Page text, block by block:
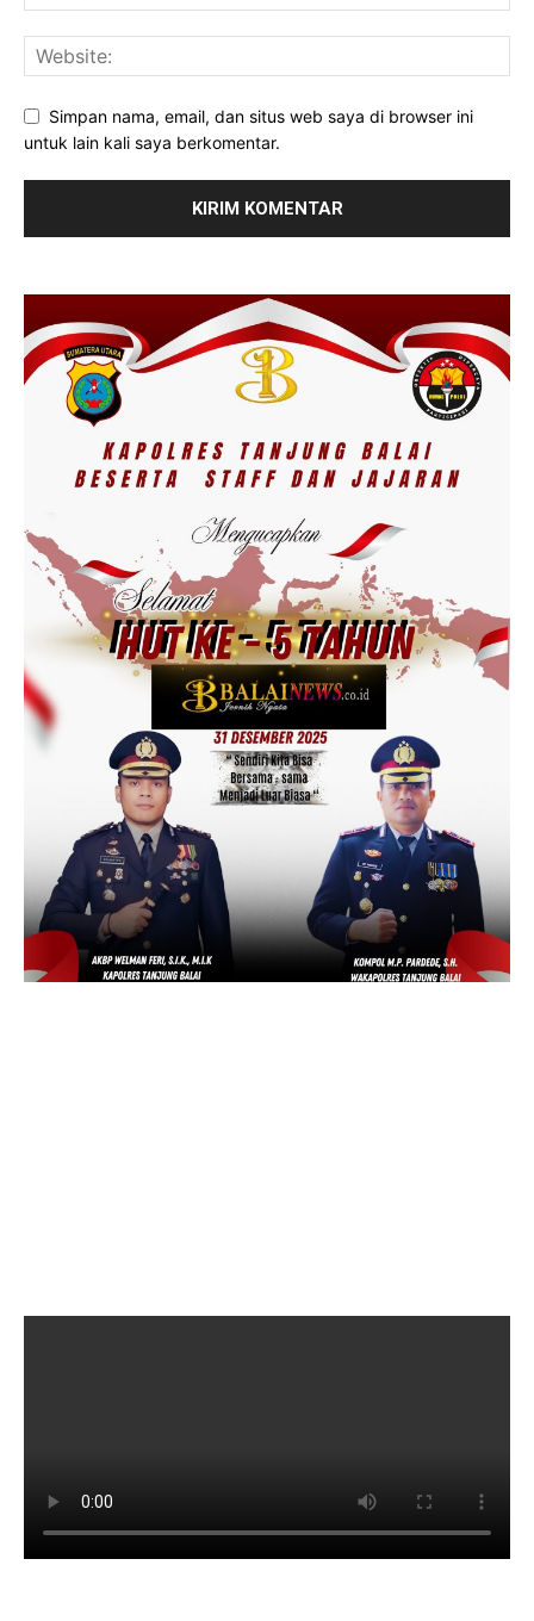
Simpan nama, email, dan situs web saya di browser ini
untuk lain kali saya berkomentar.